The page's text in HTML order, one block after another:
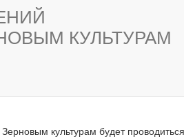
КУЛЬТУРАМ
культурам будет